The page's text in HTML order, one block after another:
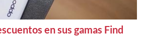
en sus gamas Find